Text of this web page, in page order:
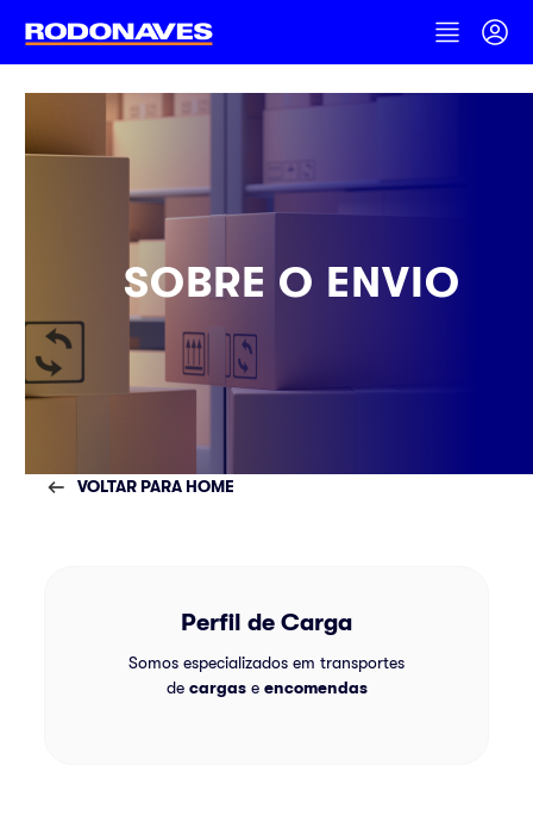
SOBRE O ENVIO
VOLTAR PARA HOME
Perfil de Carga
Somos especializados em transportes
de cargase encomendas